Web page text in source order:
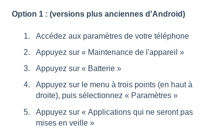
Option 1 : (versions plus anciennes d'Android)
Accédez aux paramètres de votre téléphone
Appuyez sur « Maintenance de l'appareil »
Appuyez sur « Batterie »
Appuyez sur le menu à trois points (en haut à
droite), puis sélectionnez « Paramètres »
Appuyez sur « Applications qui ne seront pas
mises en veille »